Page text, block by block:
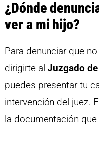
¿Dónde
ver a mi hijo?
Para denunciar que
dirigirte al Juzgado
puedes presentar tu
intervención del juez.
la documentación